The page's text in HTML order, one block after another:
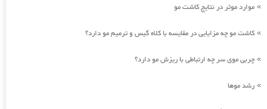
» موارد موثر در نتایج کاشت مو
» کاشت مو چه مزایایی در مقایسه با کلاه گیس و ترمیم مو دارد؟
» چربی موی سر چه ارتباطی با ریزش مو دارد؟
» رشد موها